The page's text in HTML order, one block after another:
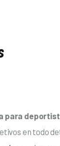
para
en todo